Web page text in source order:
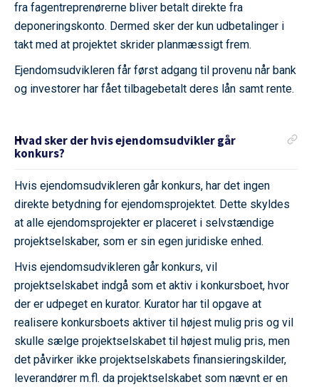
fra fagentreprenørerne bliver betalt direkte fra
deponeringskonto. Dermed sker der kun udbetalinger i
takt med at projektet skrider planmæssigt frem.
Ejendomsudvikleren får først adgang til provenu når bank
og investorer har fået tilbagebetalt deres lån samt rente.
Hvad sker der hvis ejendomsudvikler går
konkurs?
Hvis ejendomsudvikleren går konkurs, har det ingen
direkte betydning for ejendomsprojektet. Dette skyldes
at alle ejendomsprojekter er placeret i selvstændige
projektselskaber, som er sin egen juridiske enhed.
Hvis ejendomsudvikleren går konkurs, vil
projektselskabet indgå som et aktiv i konkursboet, hvor
der er udpeget en kurator. Kurator har til opgave at
realisere konkursboets aktiver til højest mulig pris og vil
skulle sælge projektselskabet til højest mulig pris, men
det påvirker ikke projektselskabets finansieringskilder,
leverandører m.fl. da projektselskabet som nævnt er en